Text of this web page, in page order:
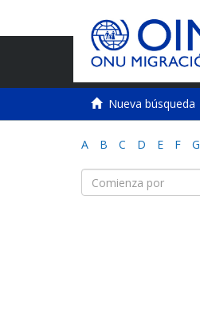
Nueva búsqueda
A B C D E F G